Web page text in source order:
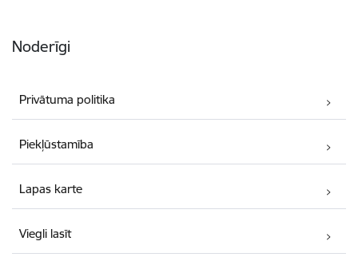
Noderīgi
Privātuma politika
Piekļūstamība
Lapas karte
Viegli lasīt